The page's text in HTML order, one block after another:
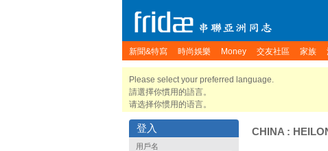
新聞&特寫 時尚娛樂 Money 交友社區 家族
Please select your preferred language.
請選擇你慣用的語言。
请选择你惯用的语言。
登入
用戶名
CHINA :